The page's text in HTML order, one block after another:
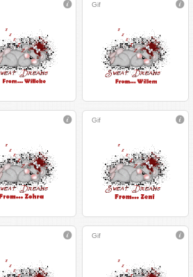
Gif
Gif
Gif